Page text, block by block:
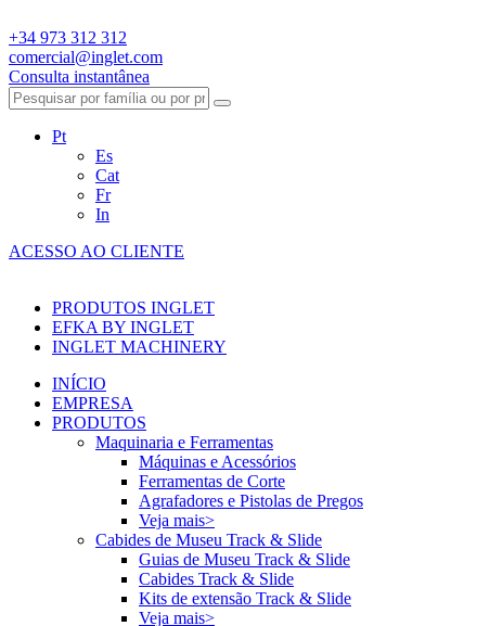
+34 973 312 312
comercial@inglet.com
Consulta instantânea
Pt
Es
Cat
Fr
In
ACESSO AO CLIENTE
PRODUTOS INGLET
EFKA BY INGLET
INGLET MACHINERY
INÍCIO
EMPRESA
PRODUTOS
Maquinaria e Ferramentas
Máquinas e Acessórios
Ferramentas de Corte
Agrafadores e Pistolas de Pregos
Veja mais>
Cabides de Museu Track & Slide
Guias de Museu Track & Slide
Cabides Track & Slide
Kits de extensão Track & Slide
Veja mais>